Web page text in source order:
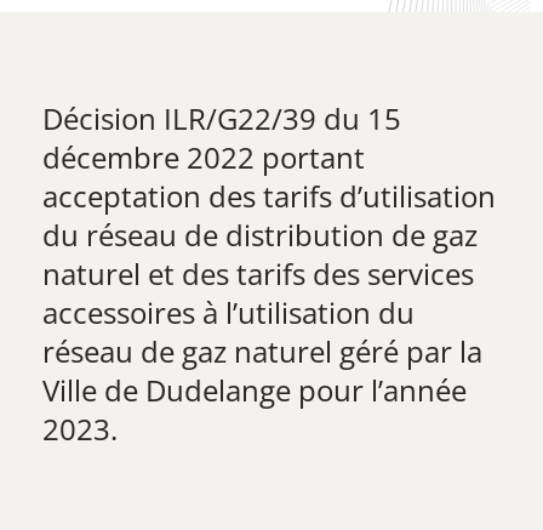
Décision ILR/G22/39 du 15
décembre 2022 portant
acceptation des tarifs d’utilisation
du réseau de distribution de gaz
naturel et des tarifs des services
accessoires à l’utilisation du
réseau de gaz naturel géré par la
Ville de Dudelange pour l’année
2023.